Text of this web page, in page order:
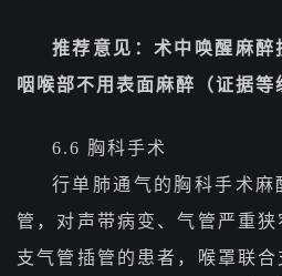
推荐意见：术中唤醒麻醉
咽喉部不用表面麻醉（证据
6.6 胸科手术
行单肺通气的胸科手术麻
管，对声带病变、气管严重
支气管插管的患者，喉罩联